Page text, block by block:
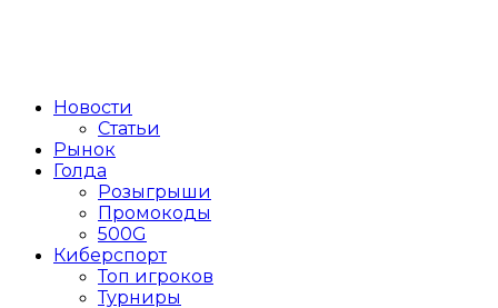
Новости
Статьи
Рынок
Голда
Розыгрыши
Промокоды
500G
Киберспорт
Топ игроков
Турниры